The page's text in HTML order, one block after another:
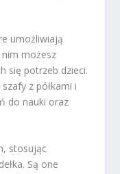
umożliwiają
możesz
się potrzeb dzieci.
z półkami i
do nauki oraz
stosując
Są one